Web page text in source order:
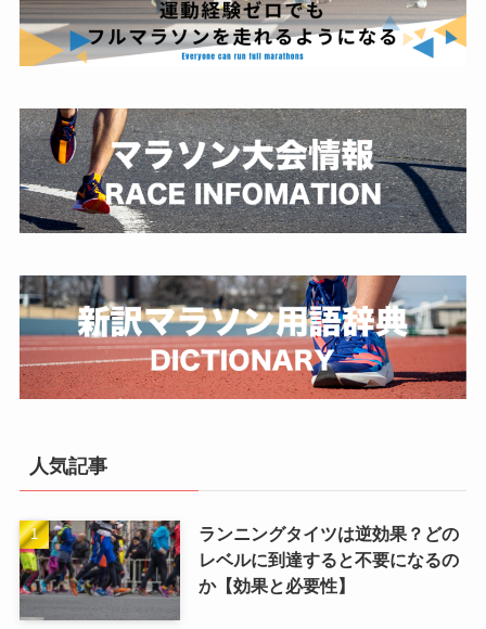
人気記事
ランニングタイツは逆効果？どの
レベルに到達すると不要になるの
か【効果と必要性】